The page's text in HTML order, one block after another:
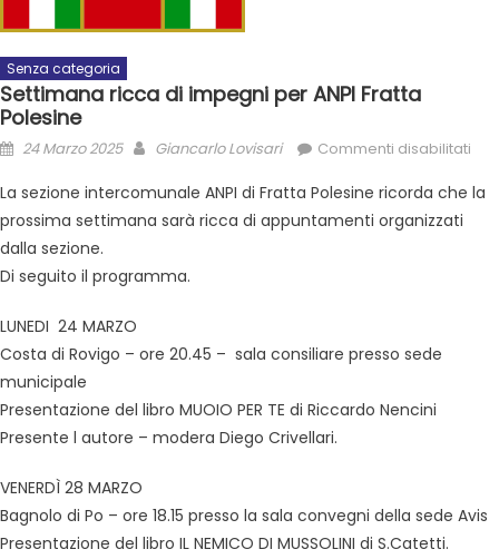
Senza categoria
Settimana ricca di impegni per ANPI Fratta
Polesine
24 Marzo 2025 Giancarlo Lovisari Commenti disabilitati
La sezione intercomunale ANPI di Fratta Polesine ricorda che la
prossima settimana sarà ricca di appuntamenti organizzati
dalla sezione.
Di seguito il programma.
LUNEDI 24 MARZO
Costa di Rovigo – ore 20.45 – sala consiliare presso sede
municipale
Presentazione del libro MUOIO PER TE di Riccardo Nencini
Presente l autore – modera Diego Crivellari.
VENERDÌ 28 MARZO
Bagnolo di Po – ore 18.15 presso la sala convegni della sede Avis
Presentazione del libro IL NEMICO DI MUSSOLINI di S.Catetti.